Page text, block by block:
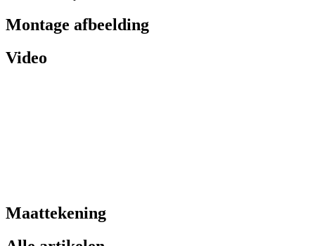
Montage afbeelding
Video
Maattekening